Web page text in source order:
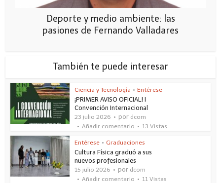
Deporte y medio ambiente: las
pasiones de Fernando Valladares
También te puede interesar
Ciencia y Tecnología • Entérese
¡PRIMER AVISO OFICIAL! I
Convención Internacional
23 julio 2026 por dcom
Añadir comentario
13 Vistas
Entérese • Graduaciones
Cultura Física graduó a sus
nuevos profesionales
15 julio 2026 por dcom
Añadir comentario
11 Vistas